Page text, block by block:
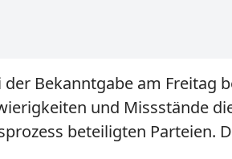
Bekanntgabe am Freitag
und Missstände
beteiligten Parteien.